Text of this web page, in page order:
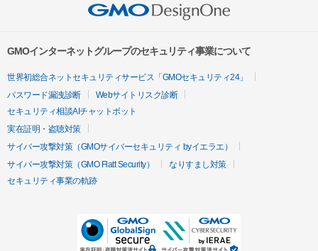
GMOインターネットグループのセキュリティ事業について
世界初総合ネットセキュリティサービス「GMOセキュリティ24」
パスワード漏洩診断
Webサイトリスク診断
セキュリティ相談AIチャットボット
実在証明・盗聴対策
サイバー攻撃対策（GMOサイバーセキュリティ byイエラエ）
サイバー攻撃対策（GMO Flatt Security）
なりすまし対策
セキュリティ事業の軌跡